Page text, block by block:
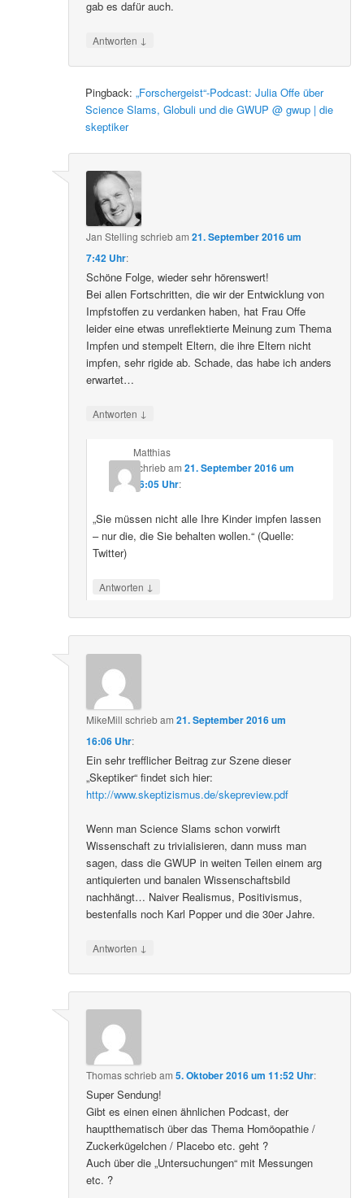
gab es dafür auch.
Antworten ↓
Pingback:„Forschergeist“-Podcast: Julia Offe über
Science Slams, Globuli und die GWUP @ gwup | die
skeptiker
Jan Stelling schriebam21. September 2016 um
7:42 Uhr:
Schöne Folge, wieder sehr hörenswert!
Bei allen Fortschritten, die wir der Entwicklung von
Impfstoffen zu verdanken haben, hat Frau Offe
leider eine etwas unreflektierte Meinung zum Thema
Impfen und stempelt Eltern, die ihre Eltern nicht
impfen, sehr rigide ab. Schade, das habe ich anders
erwartet…
Antworten ↓
Matthias
schriebam 21. September 2016 um
16:05 Uhr:
„Sie müssen nicht alle Ihre Kinder impfen lassen
– nur die, die Sie behalten wollen.“ (Quelle:
Twitter)
Antworten ↓
MikeMill schriebam21. September 2016 um
16:06 Uhr:
Ein sehr trefflicher Beitrag zur Szene dieser
„Skeptiker“ findet sich hier:
http://www.skeptizismus.de/skepreview.pdf
Wenn man Science Slams schon vorwirft
Wissenschaft zu trivialisieren, dann muss man
sagen, dass die GWUP in weiten Teilen einem arg
antiquierten und banalen Wissenschaftsbild
nachhängt… Naiver Realismus, Positivismus,
bestenfalls noch Karl Popper und die 30er Jahre.
Antworten ↓
Thomasschriebam5. Oktober 2016 um 11:52 Uhr:
Super Sendung!
Gibt es einen einen ähnlichen Podcast, der
hauptthematisch über das Thema Homöopathie /
Zuckerkügelchen / Placebo etc. geht ?
Auch über die „Untersuchungen“ mit Messungen
etc. ?